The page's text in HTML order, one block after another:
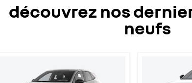
découvrez nos
neufs